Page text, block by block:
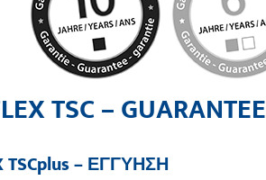
TSC – GUARANTEE
TSCplus – ΕΓΓΥΗΣΗ